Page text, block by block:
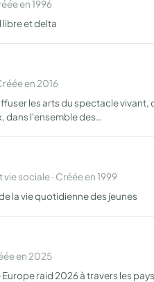
en 1996
et delta
en 2016
les arts du spectacle
dans l'ensemble des…
sociale · Créée en 1999
la vie quotidienne des jeunes
en 2025
raid 2026 à travers les